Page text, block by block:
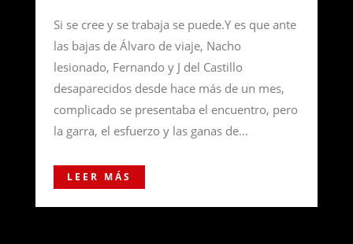
Si se cree y se trabaja se puede.Y es que ante
las bajas de Álvaro de viaje, Nacho
lesionado, Fernando y J del Castillo
desaparecidos desde hace más de un mes,
complicado se presentaba el encuentro, pero
la garra, el esfuerzo y las ganas de...
LEER MÁS